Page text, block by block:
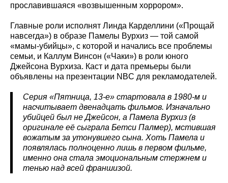
прославившаяся «возвышенным хоррором».
Главные роли исполнят Линда Карделлини («Прощай
навсегда») в образе Памелы Вурхиз — той самой
«мамы-убийцы», с которой и начались все проблемы
семьи, и Каллум Винсон («Чаки») в роли юного
Джейсона Вурхиза. Каст и дата премьеры были
объявлены на презентации NBC для рекламодателей.
Серия «Пятница, 13‑е» стартовала в 1980‑м и
насчитывает двенадцать фильмов. Изначально
убийцей был не Джейсон, а Памела Вурхиз (в
оригинале её сыграла Бетси Палмер), мстившая
вожатым за утонувшего сына. Хоть Памела и
появлялась полноценно лишь в первом фильме,
именно она стала эмоциональным стержнем и
тенью над всей франшизой.